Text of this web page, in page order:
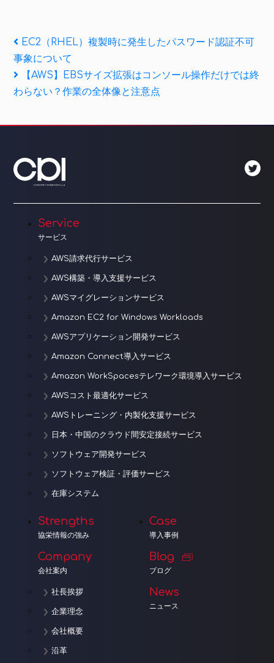
投
稿
ナ
ー
シ
ョ
ン
Previous
Post
EC2（RHEL）複製時に発生したパスワード認証不可
事象について
Next
Post
【AWS】EBSサイズ拡張はコンソール操作だけでは終
わらない？作業の全体像と注意点
Service
サービス
AWS請求代行サービス
AWS構築・導入支援サービス
AWSマイグレーションサービス
Amazon EC2 for Windows Workloads
AWSアプリケーション開発サービス
Amazon Connect導入サービス
Amazon WorkSpacesテレワーク環境導入サービス
AWSコスト最適化サービス
AWSトレーニング・内製化支援サービス
日本・中国のクラウド間安定接続サービス
ソフトウェア開発サービス
ソフトウェア検証・評価サービス
在庫システム
Strengths
協栄情報の強み
Company
会社案内
社長挨拶
企業理念
会社概要
沿革
Case
導入事例
Blog
ブログ
News
ニュース